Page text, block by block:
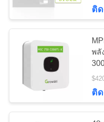
ทัวร์
โรงงาน
ควบคุม
คุณภาพ
แผงเซล
ขนาดเล็ก
ติด
พลั
กริ
ติด